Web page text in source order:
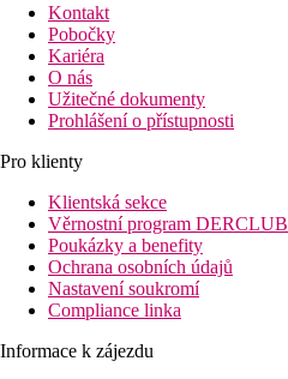
Kontakt
Pobočky
Kariéra
O nás
Užitečné dokumenty
Prohlášení o přístupnosti
Pro klienty
Klientská sekce
Věrnostní program DERCLUB
Poukázky a benefity
Ochrana osobních údajů
Nastavení soukromí
Compliance linka
Informace k zájezdu